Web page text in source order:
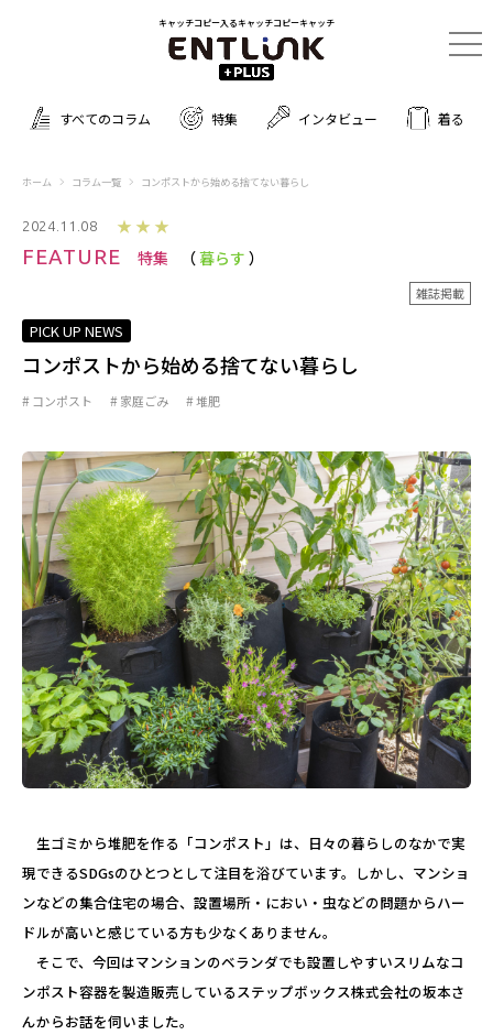
キャッチコピー入るキャッチコピーキャッチ
すべてのコラム 特集 インタビュー 着る
ホーム コラム一覧 コンポストから始める捨てない暮らし
2024.11.08 ★★★
FEATURE 特集 暮らす
雑誌掲載
PICK UP NEWS
コンポストから始める捨てない暮らし
コンポスト 家庭ごみ 堆肥
生ゴミから堆肥を作る「コンポスト」は、日々の暮らしのなかで実
現できるSDGsのひとつとして注目を浴びています。しかし、マンショ
ンなどの集合住宅の場合、設置場所・におい・虫などの問題からハー
ドルが高いと感じている方も少なくありません。
そこで、今回はマンションのベランダでも設置しやすいスリムなコ
ンポスト容器を製造販売しているステップボックス株式会社の坂本さ
んからお話を伺いました。